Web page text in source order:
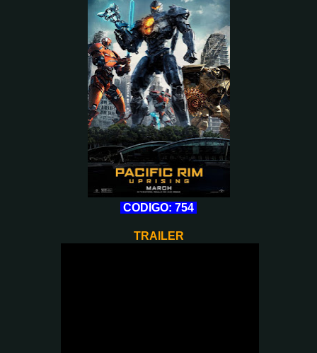
CODIGO: 754
TRAILER